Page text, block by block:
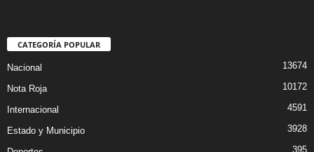
CATEGORÍA POPULAR
Nacional 13674
Nota Roja 10172
Internacional 4591
Estado y Municipio 3928
395